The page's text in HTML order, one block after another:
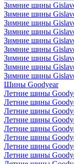
Зимние шины
Зимние шины
Зимние шины
Зимние шины
Зимние шины
Зимние шины
Зимние шины
Зимние шины
Зимние шины
Шины Goodyear
Летние шины
Летние шины
Летние шины
Летние шины
Летние шины
Летние шины
Летние шины
Летние шины